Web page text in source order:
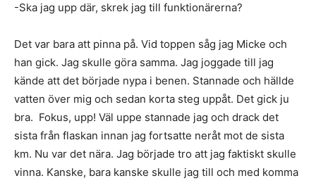
-Ska jag upp där, skrek jag till funktionärerna?
Det var bara att pinna på. Vid toppen såg jag Micke och
han gick. Jag skulle göra samma. Jag joggade till jag
kände att det började nypa i benen. Stannade och hällde
vatten över mig och sedan korta steg uppåt. Det gick ju
bra. Fokus, upp! Väl uppe stannade jag och drack det
sista från flaskan innan jag fortsatte neråt mot de sista
km. Nu var det nära. Jag började tro att jag faktiskt skulle
vinna. Kanske, bara kanske skulle jag till och med komma